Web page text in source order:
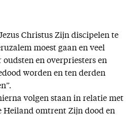
Christus Zijn discipelen te
moest gaan en veel
en overpriesters en
worden en ten derden
volgen staan in relatie met
Heiland omtrent Zijn dood en